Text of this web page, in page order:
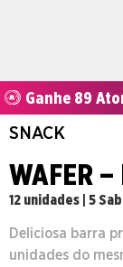
Ganhe 89
SNACK
WAFER –
12 unidades | 5
Deliciosa barra
unidades do